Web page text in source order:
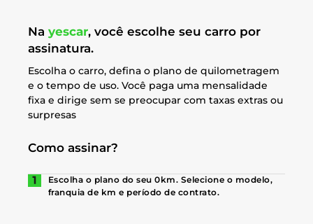
Na yescar, você escolhe seu carro por
assinatura.
Escolha o carro, defina o plano de quilometragem
e o tempo de uso. Você paga uma mensalidade
fixa e dirige sem se preocupar com taxas extras ou
surpresas
Como assinar?
Escolha o plano do seu 0km. Selecione o modelo,
franquia de km e período de contrato.